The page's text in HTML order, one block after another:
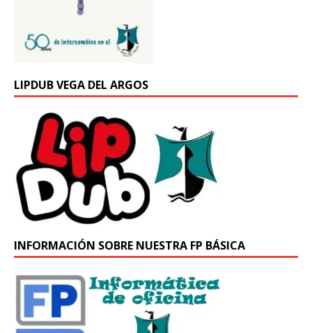
LIPDUB VEGA DEL ARGOS
INFORMACIÓN SOBRE NUESTRA FP BÁSICA